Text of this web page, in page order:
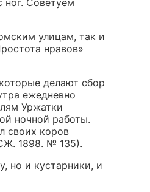
улицам, так и
нравов»
делают сбор
ежедневно
Уржатки
ночной работы.
своих коров
1898. № 135).
но и кустарники, и